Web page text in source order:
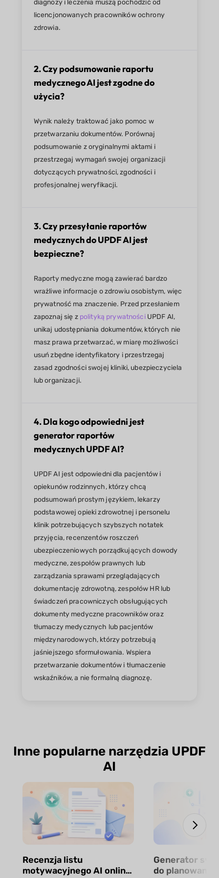
diagnozy i leczenia muszą pochodzić od
licencjonowanych pracowników ochrony
zdrowia.
2. Czy podsumowanie raportu
medycznego AI jest zgodne do
użycia?
Wynik należy traktować jako pomoc w
przetwarzaniu dokumentów. Porównaj
podsumowanie z oryginalnymi aktami i
przestrzegaj wymagań swojej organizacji
dotyczących prywatności, zgodności i
profesjonalnej weryfikacji.
3. Czy przesyłanie raportów
medycznych do UPDF AI jest
bezpieczne?
Raporty medyczne mogą zawierać bardzo
wrażliwe informacje o zdrowiu osobistym, więc
prywatność ma znaczenie. Przed przesłaniem
zapoznaj się z polityką prywatnościUPDF AI,
unikaj udostępniania dokumentów, których nie
masz prawa przetwarzać, w miarę możliwości
usuń zbędne identyfikatory i przestrzegaj
zasad zgodności swojej kliniki, ubezpieczyciela
lub organizacji.
4. Dla kogo odpowiedni jest
generator raportów
medycznych UPDF AI?
UPDF AI jest odpowiedni dla pacjentów i
opiekunów rodzinnych, którzy chcą
podsumowań prostym językiem, lekarzy
podstawowej opieki zdrowotnej i personelu
klinik potrzebujących szybszych notatek
przyjęcia, recenzentów roszczeń
ubezpieczeniowych porządkujących dowody
medyczne, zespołów prawnych lub
zarządzania sprawami przeglądających
dokumentację zdrowotną, zespołów HR lub
świadczeń pracowniczych obsługujących
dokumenty medyczne pracowników oraz
tłumaczy medycznych lub pacjentów
międzynarodowych, którzy potrzebują
jaśniejszego sformułowania. Wspiera
przetwarzanie dokumentów i tłumaczenie
wskaźników, a nie formalną diagnozę.
Inne popularne narzędzia UPDF
AI
Recenzja listu
motywacyjnego AI online
Generator
do planowania